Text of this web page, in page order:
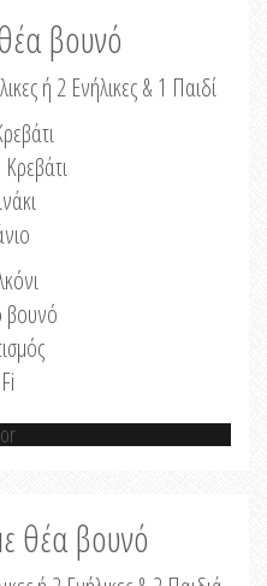
βουνό
ή 2 Ενήλικες & 1 Παιδί
βουνό
θέα βουνό